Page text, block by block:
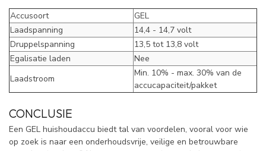
Accusoort
GEL
Laadspanning
14,4 - 14,7 volt
Druppelspanning
13,5 tot 13,8 volt
Egalisatie laden
Nee
Laadstroom
Min. 10% - max. 30% van de
accucapaciteit/pakket
CONCLUSIE
Een GEL huishoudaccu biedt tal van voordelen, vooral voor wie
op zoek is naar een onderhoudsvrije, veilige en betrouwbare